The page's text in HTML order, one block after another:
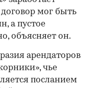
мог быть
а пустое
объясняет он.
арендаторов
чье
посланием